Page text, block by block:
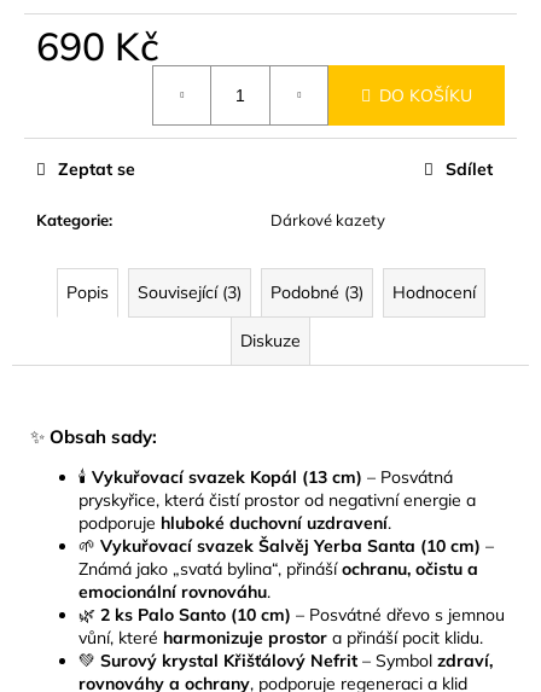
690 Kč
DO KOŠÍKU
Kategorie: Dárkové kazety
Zeptat se Sdílet
Popis Související (3) Podobné (3) Hodnocení
Diskuze
✨ Obsah sady:
🕯️ Vykuřovací svazek Kopál (13 cm) – Posvátná
pryskyřice, která čistí prostor od negativní energie a
podporuje hluboké duchovní uzdravení.
🌱 Vykuřovací svazek Šalvěj Yerba Santa (10 cm) –
Známá jako „svatá bylina“, přinášíochranu, očistu a
emocionální rovnováhu.
🌿 2 ks Palo Santo (10 cm) – Posvátné dřevo s jemnou
vůní, které harmonizuje prostor a přináší pocit klidu.
💚 Surový krystal Křišťálový Nefrit – Symbol zdraví,
rovnováhy a ochrany, podporuje regeneraci a klid
MÝDLO
140G
89